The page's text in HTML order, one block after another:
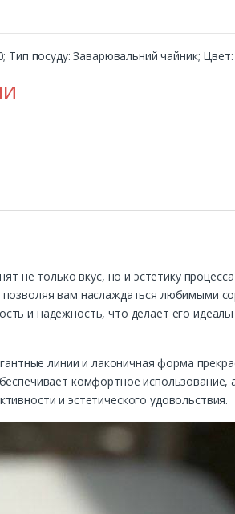
Тип посуду: Заварювальний чайник;
не только вкус, но и эстетику
вам наслаждаться любимыми
и надежность, что делает его
линии и лаконичная форма
комфортное использование,
и эстетического удовольствия.